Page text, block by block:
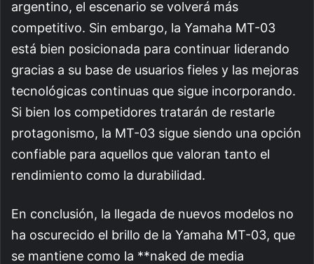
argentino, el escenario se volverá más
competitivo. Sin embargo, la Yamaha MT-03
está bien posicionada para continuar liderando
gracias a su base de usuarios fieles y las mejoras
tecnológicas continuas que sigue incorporando.
Si bien los competidores tratarán de restarle
protagonismo, la MT-03 sigue siendo una opción
confiable para aquellos que valoran tanto el
rendimiento como la durabilidad.
En conclusión, la llegada de nuevos modelos no
ha oscurecido el brillo de la Yamaha MT-03, que
se mantiene como la **naked de media